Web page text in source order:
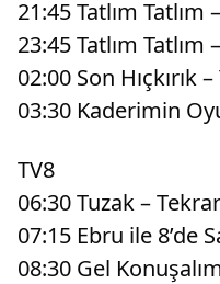
21:45 Tatlım Tatlım
23:45 Tatlım Tatlım
02:00 Son Hıçkırık
03:30 Kaderimin
TV8
06:30 Tuzak – Tekrar
07:15 Ebru ile 8’de
08:30 Gel